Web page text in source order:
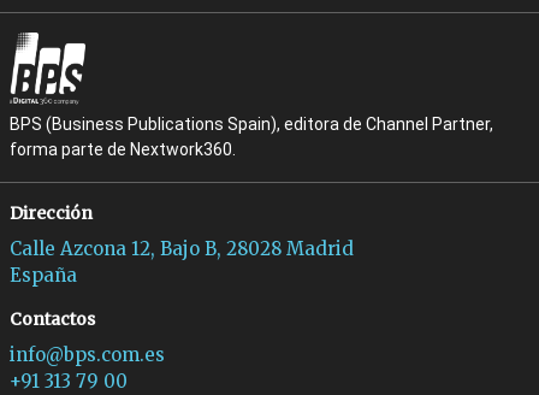
BPS (Business Publications Spain), editora de Channel Partner,
forma parte de Nextwork360.
Dirección
Calle Azcona 12, Bajo B, 28028 Madrid
España
Contactos
info@bps.com.es
+91 313 79 00